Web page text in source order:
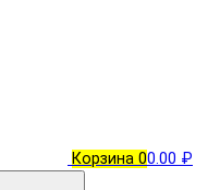
Корзина 00.00 ₽